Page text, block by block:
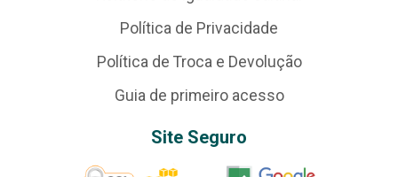
Política de Privacidade
Política de Troca e Devolução
Guia de primeiro acesso
Site Seguro